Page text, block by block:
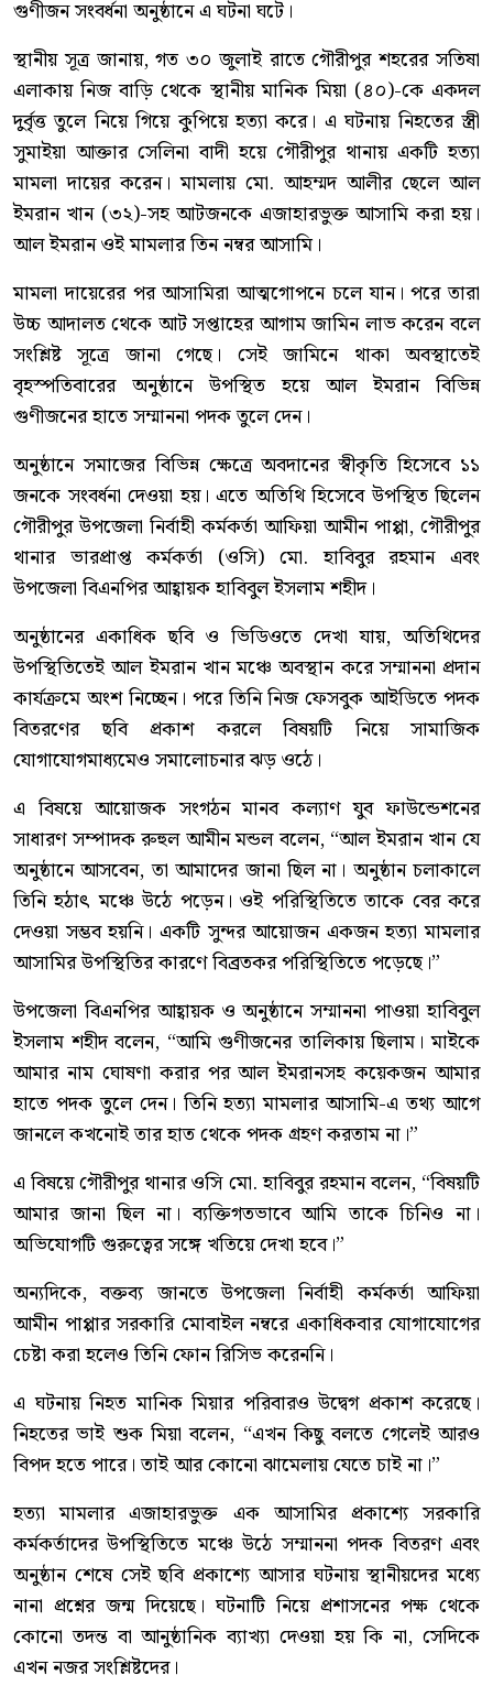
গুণীজন সংবর্ধনা অনুষ্ঠানে এ ঘটনা ঘটে।
স্থানীয় সূত্র জানায়, গত ৩০ জুলাই রাতে গৌরীপুর শহরের সতিষা
এলাকায় নিজ বাড়ি থেকে স্থানীয় মানিক মিয়া (৪০)-কে একদল
দুর্বৃত্ত তুলে নিয়ে গিয়ে কুপিয়ে হত্যা করে। এ ঘটনায় নিহতের স্ত্রী
সুমাইয়া আক্তার সেলিনা বাদী হয়ে গৌরীপুর থানায় একটি হত্যা
মামলা দায়ের করেন। মামলায় মো. আহম্মদ আলীর ছেলে আল
ইমরান খান (৩২)-সহ আটজনকে এজাহারভুক্ত আসামি করা হয়।
আল ইমরান ওই মামলার তিন নম্বর আসামি।
মামলা দায়েরের পর আসামিরা আত্মগোপনে চলে যান। পরে তারা
উচ্চ আদালত থেকে আট সপ্তাহের আগাম জামিন লাভ করেন বলে
সংশ্লিষ্ট সূত্রে জানা গেছে। সেই জামিনে থাকা অবস্থাতেই
বৃহস্পতিবারের অনুষ্ঠানে উপস্থিত হয়ে আল ইমরান বিভিন্ন
গুণীজনের হাতে সম্মাননা পদক তুলে দেন।
অনুষ্ঠানে সমাজের বিভিন্ন ক্ষেত্রে অবদানের স্বীকৃতি হিসেবে ১১
জনকে সংবর্ধনা দেওয়া হয়। এতে অতিথি হিসেবে উপস্থিত ছিলেন
গৌরীপুর উপজেলা নির্বাহী কর্মকর্তা আফিয়া আমীন পাপ্পা, গৌরীপুর
থানার ভারপ্রাপ্ত কর্মকর্তা (ওসি) মো. হাবিবুর রহমান এবং
উপজেলা বিএনপির আহ্বায়ক হাবিবুল ইসলাম শহীদ।
অনুষ্ঠানের একাধিক ছবি ও ভিডিওতে দেখা যায়, অতিথিদের
উপস্থিতিতেই আল ইমরান খান মঞ্চে অবস্থান করে সম্মাননা প্রদান
কার্যক্রমে অংশ নিচ্ছেন। পরে তিনি নিজ ফেসবুক আইডিতে পদক
বিতরণের ছবি প্রকাশ করলে বিষয়টি নিয়ে সামাজিক
যোগাযোগমাধ্যমেও সমালোচনার ঝড় ওঠে।
এ বিষয়ে আয়োজক সংগঠন মানব কল্যাণ যুব ফাউন্ডেশনের
সাধারণ সম্পাদক রুহুল আমীন মন্ডল বলেন, “আল ইমরান খান যে
অনুষ্ঠানে আসবেন, তা আমাদের জানা ছিল না। অনুষ্ঠান চলাকালে
তিনি হঠাৎ মঞ্চে উঠে পড়েন। ওই পরিস্থিতিতে তাকে বের করে
দেওয়া সম্ভব হয়নি। একটি সুন্দর আয়োজন একজন হত্যা মামলার
আসামির উপস্থিতির কারণে বিব্রতকর পরিস্থিতিতে পড়েছে।”
উপজেলা বিএনপির আহ্বায়ক ও অনুষ্ঠানে সম্মাননা পাওয়া হাবিবুল
ইসলাম শহীদ বলেন, “আমি গুণীজনের তালিকায় ছিলাম। মাইকে
আমার নাম ঘোষণা করার পর আল ইমরানসহ কয়েকজন আমার
হাতে পদক তুলে দেন। তিনি হত্যা মামলার আসামি-এ তথ্য আগে
জানলে কখনোই তার হাত থেকে পদক গ্রহণ করতাম না।”
এ বিষয়ে গৌরীপুর থানার ওসি মো. হাবিবুর রহমান বলেন, “বিষয়টি
আমার জানা ছিল না। ব্যক্তিগতভাবে আমি তাকে চিনিও না।
অভিযোগটি গুরুত্বের সঙ্গে খতিয়ে দেখা হবে।”
অন্যদিকে, বক্তব্য জানতে উপজেলা নির্বাহী কর্মকর্তা আফিয়া
আমীন পাপ্পার সরকারি মোবাইল নম্বরে একাধিকবার যোগাযোগের
চেষ্টা করা হলেও তিনি ফোন রিসিভ করেননি।
এ ঘটনায় নিহত মানিক মিয়ার পরিবারও উদ্বেগ প্রকাশ করেছে।
নিহতের ভাই শুক মিয়া বলেন, “এখন কিছু বলতে গেলেই আরও
বিপদ হতে পারে। তাই আর কোনো ঝামেলায় যেতে চাই না।”
হত্যা মামলার এজাহারভুক্ত এক আসামির প্রকাশ্যে সরকারি
কর্মকর্তাদের উপস্থিতিতে মঞ্চে উঠে সম্মাননা পদক বিতরণ এবং
অনুষ্ঠান শেষে সেই ছবি প্রকাশ্যে আসার ঘটনায় স্থানীয়দের মধ্যে
নানা প্রশ্নের জন্ম দিয়েছে। ঘটনাটি নিয়ে প্রশাসনের পক্ষ থেকে
কোনো তদন্ত বা আনুষ্ঠানিক ব্যাখ্যা দেওয়া হয় কি না, সেদিকে
এখন নজর সংশ্লিষ্টদের।